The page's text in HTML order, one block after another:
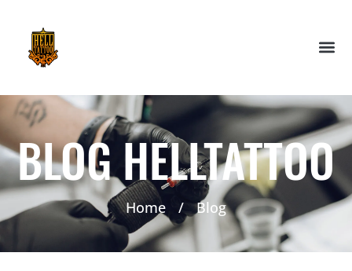
BLOG HELLTATTOO
Home / Blog